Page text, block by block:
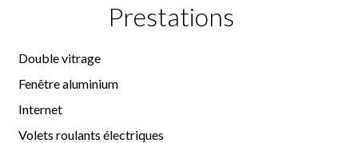
Prestations
Double vitrage
Fenêtre aluminium
Internet
Volets roulants électriques